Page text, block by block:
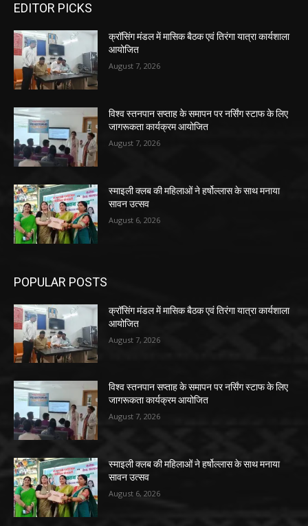
EDITOR PICKS
क्रॉसिंग मंडल में मासिक बैठक एवं तिरंगा यात्रा कार्यशाला
आयोजित
August 7, 2026
विश्व स्तनपान सप्ताह के समापन पर नर्सिंग स्टाफ के लिए
जागरूकता कार्यक्रम आयोजित
August 7, 2026
स्माइली क्लब की महिलाओं ने हर्षोल्लास के साथ मनाया
सावन उत्सव
August 6, 2026
POPULAR POSTS
क्रॉसिंग मंडल में मासिक बैठक एवं तिरंगा यात्रा कार्यशाला
आयोजित
August 7, 2026
विश्व स्तनपान सप्ताह के समापन पर नर्सिंग स्टाफ के लिए
जागरूकता कार्यक्रम आयोजित
August 7, 2026
स्माइली क्लब की महिलाओं ने हर्षोल्लास के साथ मनाया
सावन उत्सव
August 6, 2026